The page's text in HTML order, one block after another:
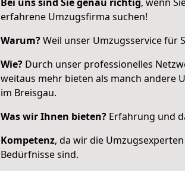
erfahrene Umzugsfirma suchen!
Warum?Weil unser Umzugsservice für
Wie? Durch unser professionelles
weitaus mehr bieten als manch andere
im Breisgau.
Was wir Ihnen bieten? Erfahrung und
Kompetenz, da wir die
Bedürfnisse sind.